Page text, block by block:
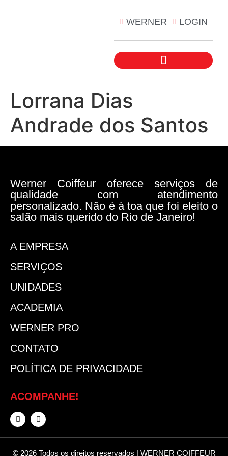
WERNER LOGIN
Lorrana Dias
Andrade dos Santos
Werner Coiffeur oferece serviços de
qualidade com atendimento
personalizado. Não é à toa que foi eleito o
salão mais querido do Rio de Janeiro!
A EMPRESA
SERVIÇOS
UNIDADES
ACADEMIA
WERNER PRO
CONTATO
POLÍTICA DE PRIVACIDADE
ACOMPANHE!
© 2026 Todos os direitos reservados | WERNER COIFFEUR